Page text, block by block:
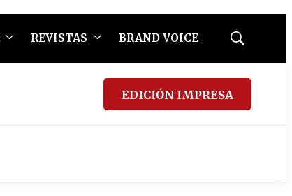
REVISTAS BRAND VOICE
Mostrar
EDICIÓN IMPRESA